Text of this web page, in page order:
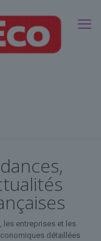
les entreprises et les
détaillées